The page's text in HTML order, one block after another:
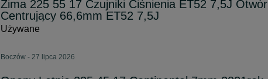
Zima 225 55 17 Czujniki Ciśnienia ET52 7,5J Otwór
Centrujący 66,6mm ET52 7,5J
Używane
Boczów - 27 lipca 2026